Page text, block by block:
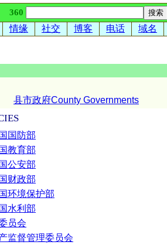
360
情缘 社交 博客 电话 域名
县市政府County Governments
国防部
教育部
公安部
财政部
环境保护部
水利部
员会
监督管理委员会